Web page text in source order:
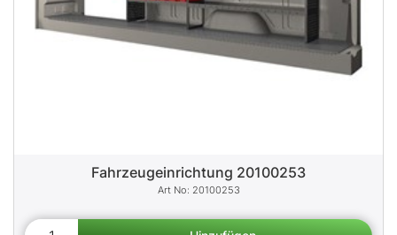
Fahrzeugeinrichtung 20100253
20100253